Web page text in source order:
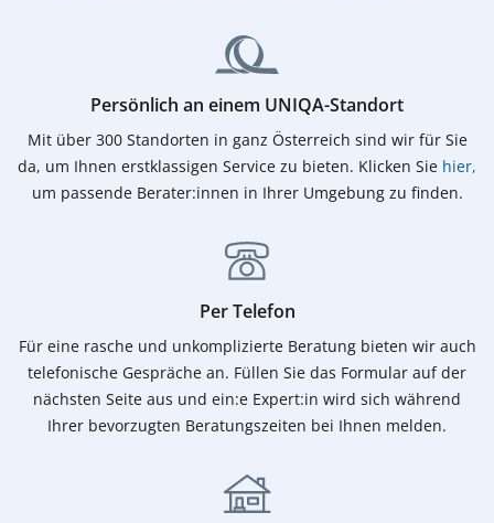
Persönlich an einem UNIQA-Standort
Mit über 300 Standorten in ganz Österreich sind wir für Sie
da, um Ihnen erstklassigen Service zu bieten. Klicken Sie hier,
(öffnet in neuem Fenster)
um passende Berater:innen in Ihrer Umgebung zu finden.
Per Telefon
Für eine rasche und unkomplizierte Beratung bieten wir auch
telefonische Gespräche an. Füllen Sie das Formular auf der
nächsten Seite aus und ein:e Expert:in wird sich während
Ihrer bevorzugten Beratungszeiten bei Ihnen melden.